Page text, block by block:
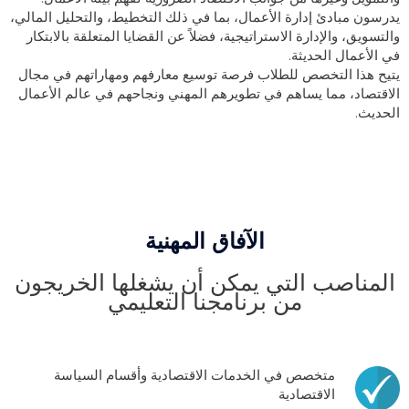
يدرسون مبادئ إدارة الأعمال، بما في ذلك التخطيط، والتحليل المالي،
والتسويق، والإدارة الاستراتيجية، فضلاً عن القضايا المتعلقة بالابتكار
في الأعمال الحديثة.
يتيح هذا التخصص للطلاب فرصة توسيع معارفهم ومهاراتهم في مجال
الاقتصاد، مما يساهم في تطويرهم المهني ونجاحهم في عالم الأعمال
الحديث.
الآفاق المهنية
المناصب التي يمكن أن يشغلها الخريجون
من برنامجنا التعليمي
متخصص في الخدمات الاقتصادية وأقسام السياسة
الاقتصادية